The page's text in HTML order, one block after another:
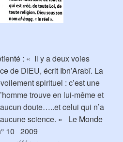
: « Il y a deux voies
de DIEU, écrit Ibn’Arabî. La
spirituel : c’est une
trouve en lui-même et
doute…..et celui qui n’a
science. » Le Monde
10 2009